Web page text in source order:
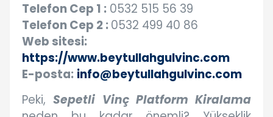
Telefon Cep 1 : 0532 515 56 39
Telefon Cep 2 :0532 499 40 86
Web sitesi:
https://www.beytullahgulvinc.com
E-posta: info@beytullahgulvinc.com
Peki,Sepetli Vinç Platform Kiralama